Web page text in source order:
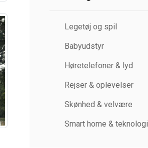
Legetøj og spil
Babyudstyr
Høretelefoner & lyd
Rejser & oplevelser
Skønhed & velvære
Smart home & teknologi